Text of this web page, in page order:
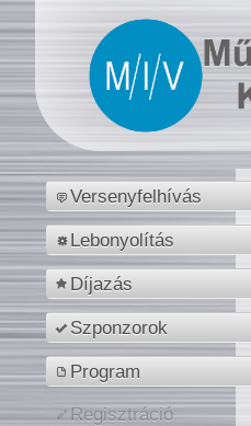
Versenyfelhívás
Lebonyolítás
Díjazás
Szponzorok
Program
Regisztráció